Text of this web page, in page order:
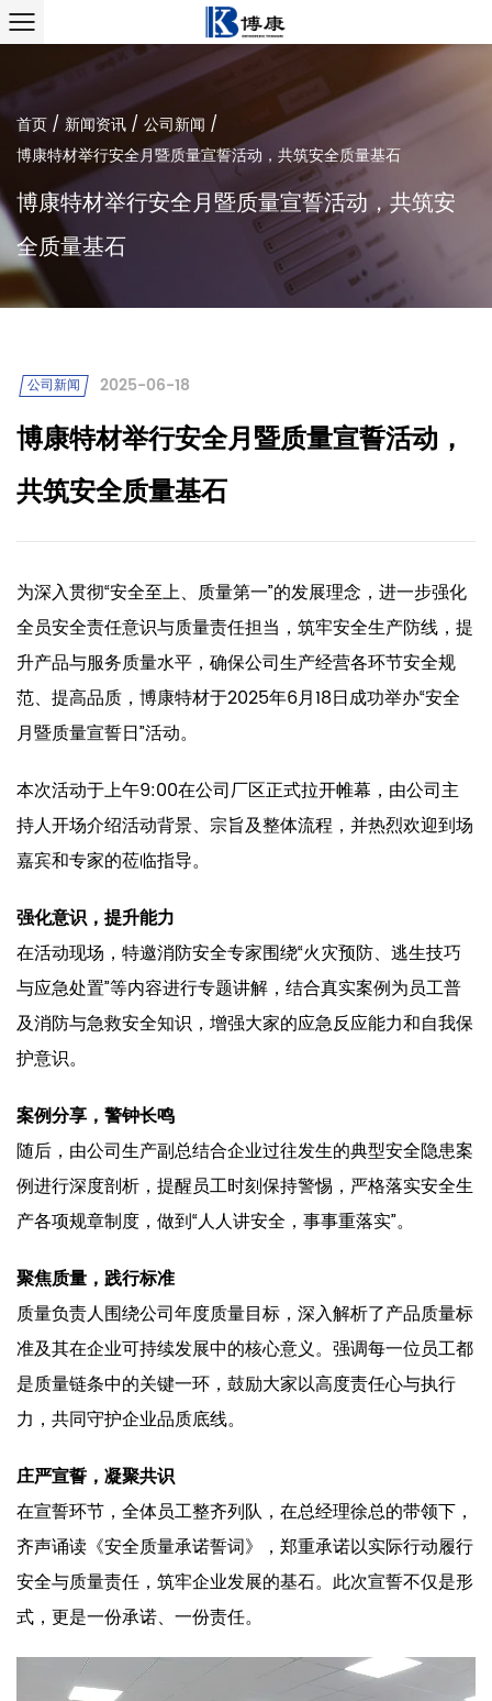
首页 / 新闻资讯 / 公司新闻 /
博康特材举行安全月暨质量宣誓活动，共筑安全质量基石
博康特材举行安全月暨质量宣誓活动，共筑安
全质量基石
公司新闻 2025-06-18
博康特材举行安全月暨质量宣誓活动，
共筑安全质量基石
为深入贯彻“安全至上、质量第一”的发展理念，进一步强化
全员安全责任意识与质量责任担当，筑牢安全生产防线，提
升产品与服务质量水平，确保公司生产经营各环节安全规
范、提高品质，博康特材于2025年6月18日成功举办“安全
月暨质量宣誓日”活动。
本次活动于上午9:00在公司厂区正式拉开帷幕，由公司主
持人开场介绍活动背景、宗旨及整体流程，并热烈欢迎到场
嘉宾和专家的莅临指导。
强化意识，提升能力
在活动现场，特邀消防安全专家围绕“火灾预防、逃生技巧
与应急处置”等内容进行专题讲解，结合真实案例为员工普
及消防与急救安全知识，增强大家的应急反应能力和自我保
护意识。
案例分享，警钟长鸣
随后，由公司生产副总结合企业过往发生的典型安全隐患案
例进行深度剖析，提醒员工时刻保持警惕，严格落实安全生
产各项规章制度，做到“人人讲安全，事事重落实”。
聚焦质量，践行标准
质量负责人围绕公司年度质量目标，深入解析了产品质量标
准及其在企业可持续发展中的核心意义。强调每一位员工都
是质量链条中的关键一环，鼓励大家以高度责任心与执行
力，共同守护企业品质底线。
庄严宣誓，凝聚共识
在宣誓环节，全体员工整齐列队，在总经理徐总的带领下，
齐声诵读《安全质量承诺誓词》，郑重承诺以实际行动履行
安全与质量责任，筑牢企业发展的基石。此次宣誓不仅是形
式，更是一份承诺、一份责任。